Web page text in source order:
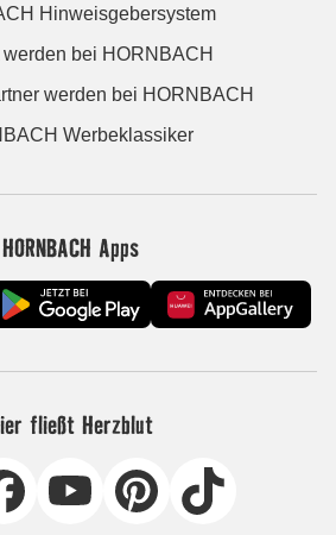
Hinweisgebersystem
werden bei HORNBACH
werden bei HORNBACH
Werbeklassiker
HORNBACH Apps
fließt Herzblut